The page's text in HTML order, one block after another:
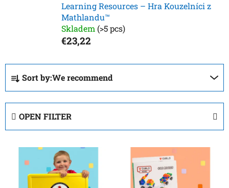
Learning Resources – Hra Kouzelníci z
Mathlandu™
Skladem (>5 pcs)
€23,22
P
o
d
u
Sort by:We recommend
OPEN FILTER